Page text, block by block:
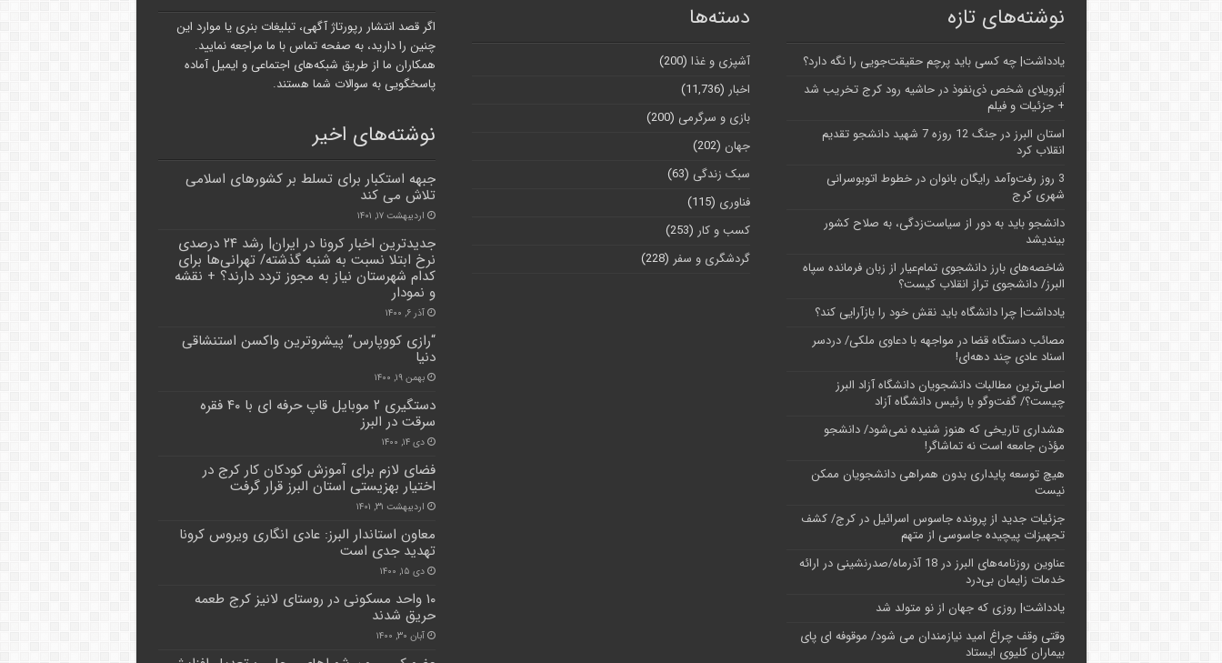
نوشته‌های تازه
یادداشت| ‌چه کسی باید پرچم حقیقت‌جویی را نگه دارد؟
اَبَر‌ویلای شخص ذی‌نفوذ در حاشیه‌ رود کرج تخریب شد
+ جزئیات و فیلم
استان البرز در جنگ 12 روزه 7 شهید دانشجو تقدیم
انقلاب کرد
3 روز رفت‌وآمد رایگان بانوان در خطوط اتوبوسرانی
شهری کرج
دانشجو باید به دور از سیاست‌زدگی، به صلاح کشور
بیندیشد
شاخصه‌های بارز دانشجوی تمام‌عیار از زبان فرمانده سپاه
البرز/ دانشجوی تراز انقلاب کیست؟
یادداشت| چرا دانشگاه باید نقش خود را بازآرایی کند؟
مصائب دستگاه قضا در مواجهه با دعاوی ملکی/ دردسر
اسناد عادی چند‌ دهه‌ای!
اصلی‌ترین مطالبات دانشجویان دانشگاه آزاد البرز
چیست؟/ گفت‌وگو با رئیس دانشگاه آز‌اد
هشداری تاریخی که هنوز شنیده نمی‌شود/ دانشجو
مؤذن جامعه است نه تماشاگر!
هیچ توسعه پایداری بدون همراهی دانشجویان ممکن
نیست
جزئیات جدید از پرونده جاسوس اسرائیل در کرج/‌ کشف
تجهیزات پیچیده جاسوسی از متهم
عناوین روزنامه‌های البرز در ‌18 آذرماه/صدرنشینی در ارائه
خدمات زایمان بی‌درد
یادداشت| روزی که جهان از نو متولد شد
وقتی وقف چراغ امید نیازمندان می شود/ موقوفه ای پای
بیماران کلیوی ایستاد
دسته‌ها
آشپزی و غذا (200)
اخبار (11,736)
بازی و سرگرمی (200)
جهان (202)
سبک زندگی (63)
فناوری (115)
کسب و کار (253)
گردشگری و سفر (228)
اگر قصد انتشار رپورتاژ آگهی، تبلیغات بنری یا موارد این
چنین را دارید، به صفحه تماس با ما مراجعه نمایید.
همکاران ما از طریق شبکه‌های اجتماعی و ایمیل آماده
پاسخگویی به سوالات شما هستند.
نوشته‌های اخیر
جبهه استکبار برای تسلط بر کشورهای اسلامی
تلاش می کند
اردیبهشت ۱۷, ۱۴۰۱
جدیدترین اخبار کرونا در ایران| رشد ۲۴ درصدی
نرخ ابتلا نسبت به شنبه گذشته/ تهرانی‌ها برای
کدام شهرستان نیاز به مجوز تردد دارند؟ + نقشه
و نمودار
آذر ۶, ۱۴۰۰
“رازی کووپارس” پیشروترین واکسن استنشاقی
دنیا
بهمن ۱۹, ۱۴۰۰
دستگیری ۲ موبایل قاپ حرفه ای با ۴۰ فقره
سرقت در البرز
دی ۱۴, ۱۴۰۰
فضای لازم برای آموزش کودکان کار کرج در
اختیار بهزیستی استان البرز قرار گرفت
اردیبهشت ۳۱, ۱۴۰۱
معاون استاندار البرز: عادی انگاری ویروس کرونا
تهدید جدی است
دی ۱۵, ۱۴۰۰
۱۰ واحد مسکونی در روستای لانیز کرج طعمه
حریق شدند
آبان ۳۰, ۱۴۰۰